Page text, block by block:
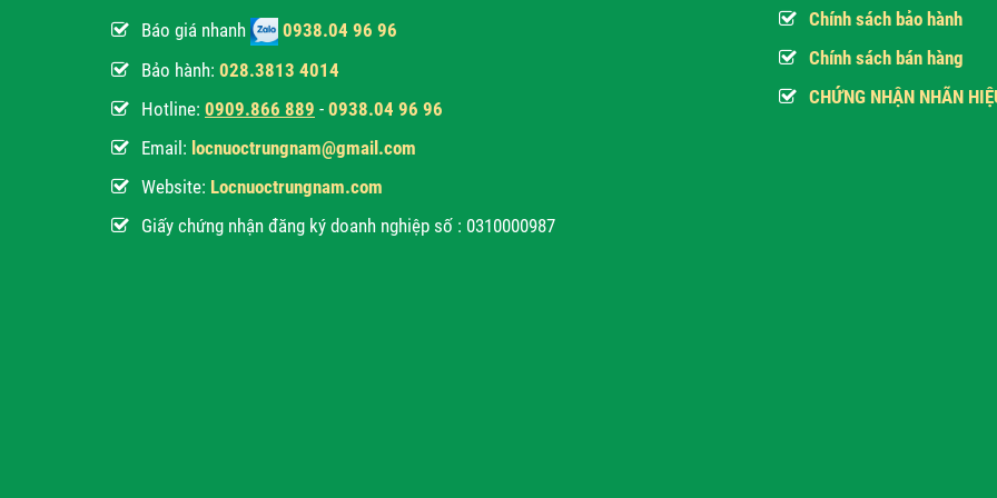
Báo giá nhanh
0938.04 96 96
Bảo hành: 028.3813 4014
Hotline: 0909.866 889 - 0938.04 96 96
Email: locnuoctrungnam@gmail.com
Website: Locnuoctrungnam.com
Giấy chứng nhận đăng ký doanh nghiệp số : 0310000987
Chính sách bảo hành
Chính sách bán hàng
CHỨNG NHẬN NHÃN